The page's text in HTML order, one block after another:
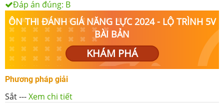
Đáp án đúng: B
ÔN THI ĐÁNH GIÁ NĂNG LỰC 2024 - LỘ TRÌNH 5V
BÀI BẢN
KHÁM PHÁ
Phương pháp giải
Sắt---Xem chi tiết